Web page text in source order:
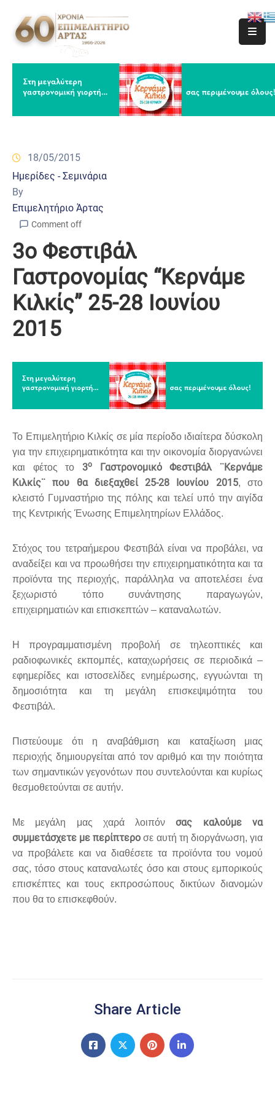
18/05/2015
Ημερίδες - Σεμινάρια
By
Επιμελητήριο Άρτας
Comment off
3ο Φεστιβάλ
Γαστρονομίας “Κερνάμε
Κιλκίς” 25-28 Ιουνίου
2015
Το Επιμελητήριο Κιλκίς σε μία περίοδο ιδιαίτερα δύσκολη
για την επιχειρηματικότητα και την οικονομία διοργανώνει
και φέτος το 3ο
Γαστρονομικό Φεστιβάλ ¨Κερνάμε
Κιλκίς¨ που θα διεξαχθεί 25-28 Ιουνίου 2015, στο
κλειστό Γυμναστήριο της πόλης και τελεί υπό την αιγίδα
της Κεντρικής Ένωσης Επιμελητηρίων Ελλάδος.
Στόχος του τετραήμερου Φεστιβάλ είναι να προβάλει, να
αναδείξει και να προωθήσει την επιχειρηματικότητα και τα
προϊόντα της περιοχής, παράλληλα να αποτελέσει ένα
ξεχωριστό τόπο συνάντησης παραγωγών,
επιχειρηματιών και επισκεπτών – καταναλωτών.
Η προγραμματισμένη προβολή σε τηλεοπτικές και
ραδιοφωνικές εκπομπές, καταχωρήσεις σε περιοδικά –
εφημερίδες και ιστοσελίδες ενημέρωσης, εγγυώνται τη
δημοσιότητα και τη μεγάλη επισκεψιμότητα του
Φεστιβάλ.
Πιστεύουμε ότι η αναβάθμιση και καταξίωση μιας
περιοχής δημιουργείται από τον αριθμό και την ποιότητα
των σημαντικών γεγονότων που συντελούνται και κυρίως
θεσμοθετούνται σε αυτήν.
Με μεγάλη μας χαρά λοιπόνσας καλούμε να
συμμετάσχετε με περίπτεροσε αυτή τη διοργάνωση, για
να προβάλετε και να διαθέσετε τα προϊόντα του νομού
σας, τόσο στους καταναλωτές όσο και στους εμπορικούς
επισκέπτες και τους εκπροσώπους δικτύων διανομών
που θα το επισκεφθούν.
Share Article